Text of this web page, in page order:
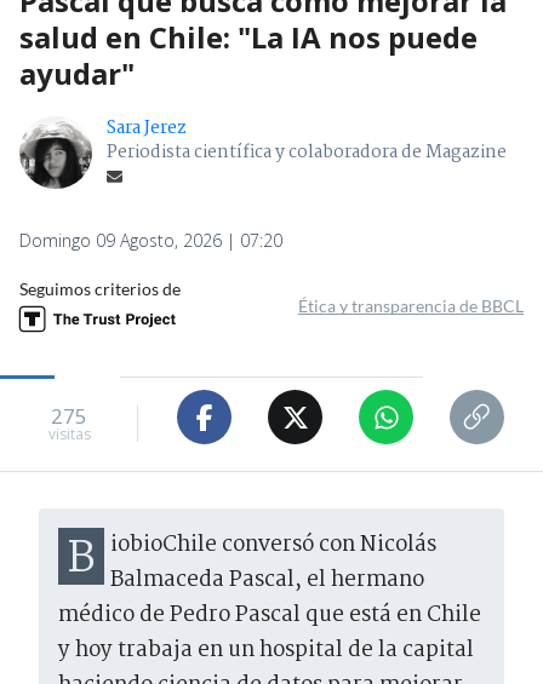
salud en Chile: "La IA nos puede
ayudar"
Sara Jerez
Periodista científica y colaboradora de Magazine
Domingo 09 Agosto, 2026 | 07:20
Seguimos criterios de
Ética y transparencia de BBCL
275
visitas
BiobioChile conversó con Nicolás Balmaceda Pascal, el hermano
médico de Pedro Pascal que está en Chile
y hoy trabaja en un hospital de la capital